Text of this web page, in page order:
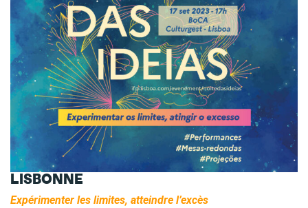
LISBONNE
Expérimenter les limites, atteindre l’excès